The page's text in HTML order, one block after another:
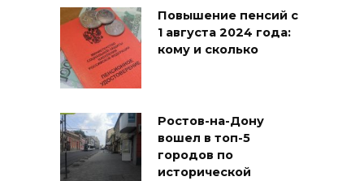
Повышение пенсий с
1 августа 2024 года:
кому и сколько
Ростов-на-Дону
вошел в топ-5
городов по
исторической